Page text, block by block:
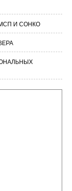
И СОНКО